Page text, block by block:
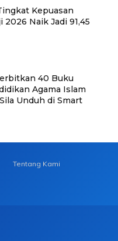
Kepuasan
2026 Naik Jadi 91,45
40 Buku
Agama Islam
Unduh di Smart
Tentang Kami